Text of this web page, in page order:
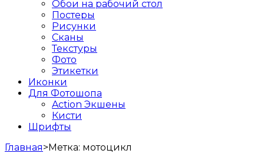
Обои на рабочий стол
Постеры
Рисунки
Сканы
Текстуры
Фото
Этикетки
Иконки
Для Фотошопа
Action Экшены
Кисти
Шрифты
Главная>Метка: мотоцикл